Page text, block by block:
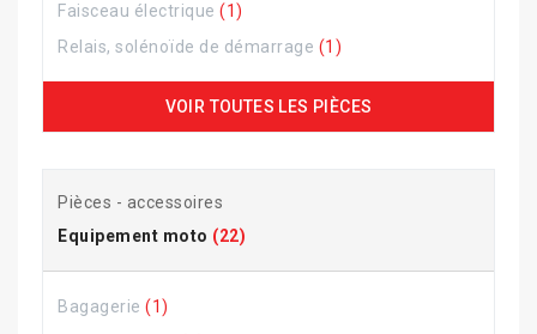
Faisceau électrique (1)
Relais, solénoïde de démarrage (1)
VOIR TOUTES LES PIÈCES
Pièces - accessoires
Equipement moto (22)
Bagagerie (1)